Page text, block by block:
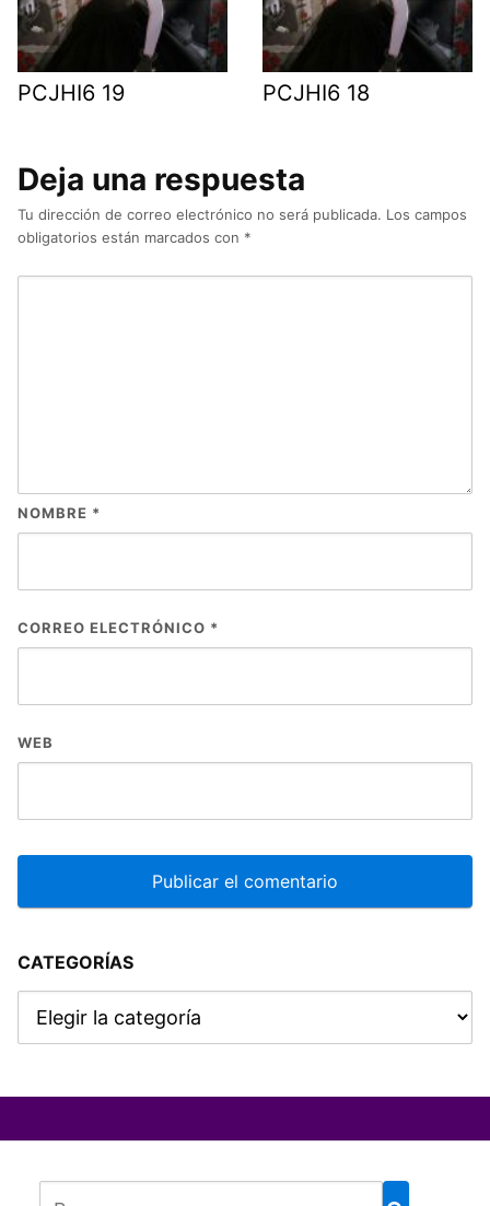
PCJHI6 19 PCJHI6 18
Deja una respuesta
Tu dirección de correo electrónico no será publicada. Los campos
obligatorios están marcados con *
NOMBRE *
CORREO ELECTRÓNICO *
WEB
CATEGORÍAS